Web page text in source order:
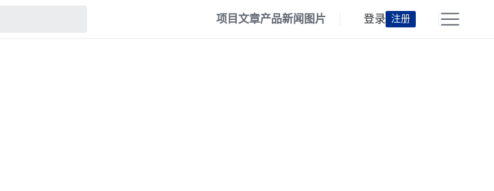
项目文章产品新闻 图片 登录 注册